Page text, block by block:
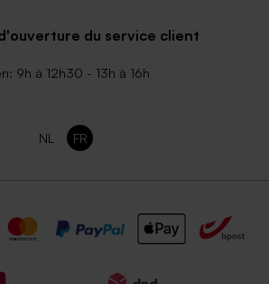
du service client
9h à 12h30 - 13h à 16h
NL FR